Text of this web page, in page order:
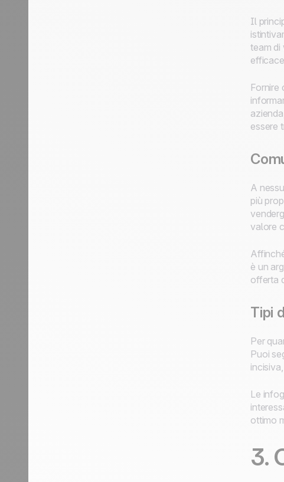
Il
team di
Fornire
essere
A
più
valore
è un
offerta
Tipi
Per
Puoi
Le
ottimo
3.